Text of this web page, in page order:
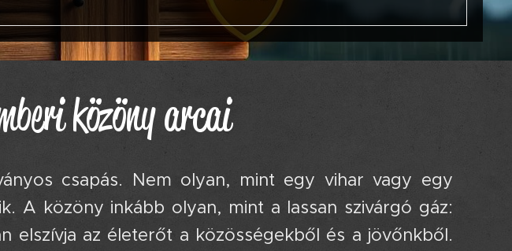
közöny arcai
csapás. Nem olyan, mint egy vihar vagy egy
A közöny inkább olyan, mint a lassan szivárgó gáz:
elszívja az életerőt a közösségekből és a jövőnkből.